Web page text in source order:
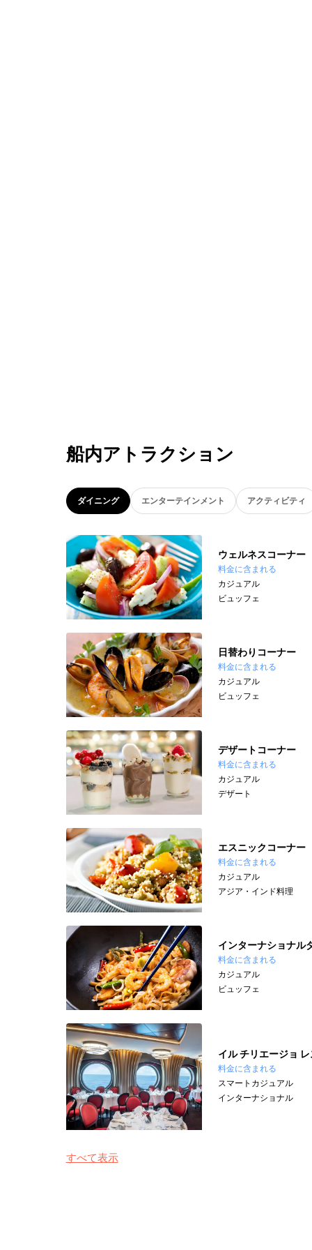
船内アトラクション
ダイニング エンターテインメント アクティビティ
ウェルネスコーナー
料金に含まれる
カジュアル
ビュッフェ
日替わりコーナー
料金に含まれる
カジュアル
ビュッフェ
デザートコーナー
料金に含まれる
カジュアル
デザート
エスニックコーナー
料金に含まれる
カジュアル
アジア・インド料理
インターナショナル
料金に含まれる
カジュアル
ビュッフェ
イル チリエージョ
料金に含まれる
スマートカジュアル
インターナショナル
すべて表示